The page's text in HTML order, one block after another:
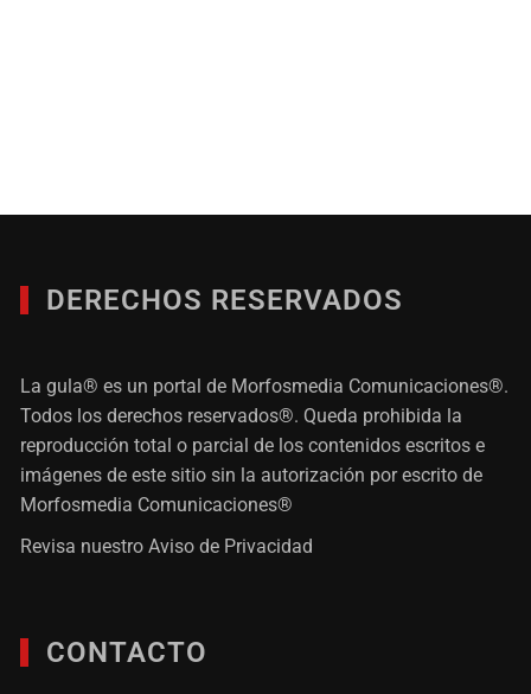
DERECHOS RESERVADOS
La gula® es un portal de Morfosmedia Comunicaciones®.
Todos los derechos reservados®. Queda prohibida la
reproducción total o parcial de los contenidos escritos e
imágenes de este sitio sin la autorización por escrito de
Morfosmedia Comunicaciones®
Revisa nuestroAviso de Privacidad
CONTACTO